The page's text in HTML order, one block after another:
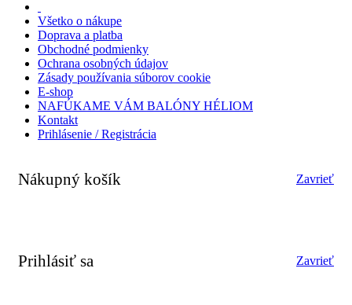
Všetko o nákupe
Doprava a platba
Obchodné podmienky
Ochrana osobných údajov
Zásady používania súborov cookie
E-shop
NAFÚKAME VÁM BALÓNY HÉLIOM
Kontakt
Prihlásenie / Registrácia
Nákupný košík Zavrieť
Prihlásiť sa Zavrieť